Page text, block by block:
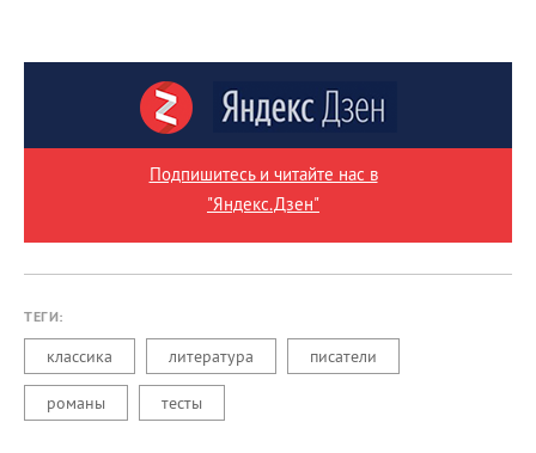
Подпишитесь и читайте нас в
"Яндекс.Дзен"
ТЕГИ:
классика литература писатели
романы тесты